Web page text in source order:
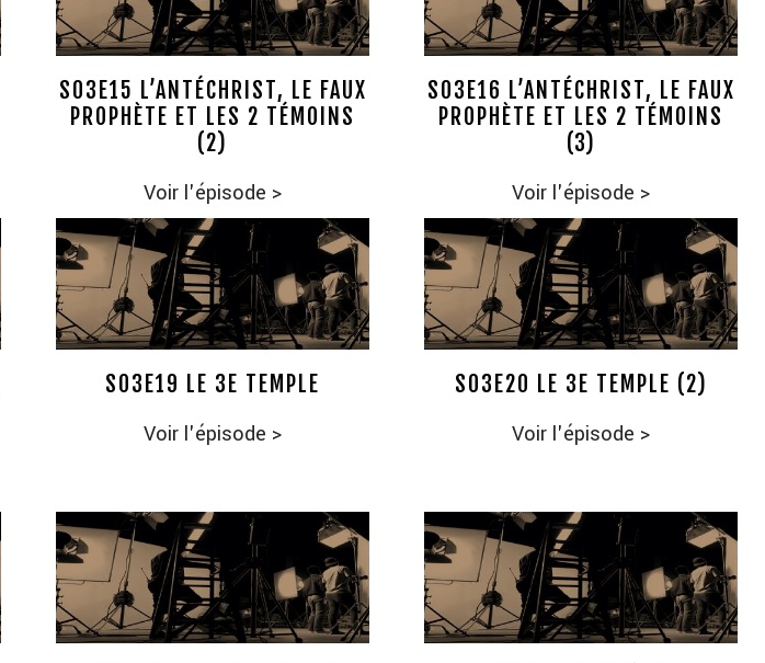
S03E15 L’ANTÉCHRIST, LE FAUX
PROPHÈTE ET LES 2 TÉMOINS
(2)
Voir l'épisode >
S03E16 L’ANTÉCHRIST, LE FAUX
PROPHÈTE ET LES 2 TÉMOINS
(3)
Voir l'épisode >
S03E19 LE 3E TEMPLE
Voir l'épisode >
S03E20 LE 3E TEMPLE (2)
Voir l'épisode >